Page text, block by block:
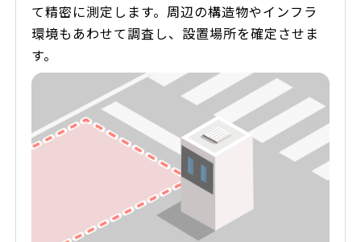
て精密に測定します。周辺の構造物やインフラ
環境もあわせて調査し、設置場所を確定させま
す。